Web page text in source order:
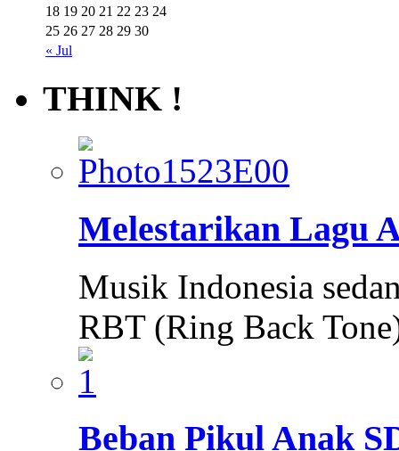
« Jul
18 19 20 21 22 23 24
25 26 27 28 29 30
THINK !
Melestarikan Lagu
Musik Indonesia
RBT (Ring Back
Beban Pikul Anak